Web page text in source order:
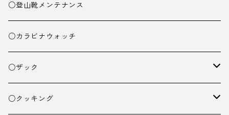
○登山靴メンテナンス
○カラビナウォッチ
○ザック
ザック
○クッキング